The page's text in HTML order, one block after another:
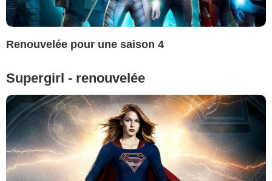
Renouvelée pour une saison 4
Supergirl - renouvelée